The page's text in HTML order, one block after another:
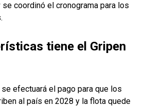
coordinó el cronograma para los
tiene el Gripen
efectuará el pago para que los
al país en 2028 y la flota quede